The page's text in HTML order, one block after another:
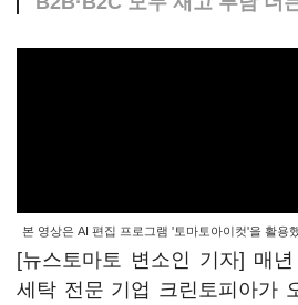
본 영상은 AI 편집 프로그램 '토마토아이컷'을 활용
[뉴스토마토 변소인 기자] 매
세탁 전문 기업 크린토피아가